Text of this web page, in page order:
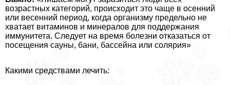
возрастных категорий, происходит это чаще в осенний
или весенний период, когда организму предельно не
хватает витаминов и минералов для поддержания
иммунитета. Следует на время болезни отказаться от
посещения сауны, бани, бассейна или солярия»
Какими средствами лечить: